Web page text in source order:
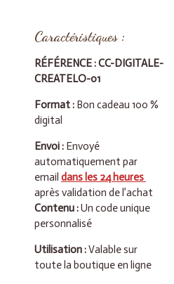
Caractéristiques :
RÉFÉRENCE : CC-DIGITALE-
CREATELO-01
Format : Bon cadeau 100 %
digital
Envoi : Envoyé
automatiquement par
email dans les 24 heures
après validation de l’achat
Contenu :Un code unique
personnalisé
Utilisation :Valable sur
toute la boutique en ligne